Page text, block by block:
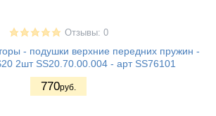
Отзывы: 0
- подушки верхние передних пружин -
2шт SS20.70.00.004 - арт SS76101
770руб.